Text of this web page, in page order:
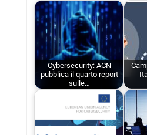
Cybersecurity: ACN
pubblica il quarto report
sulle…